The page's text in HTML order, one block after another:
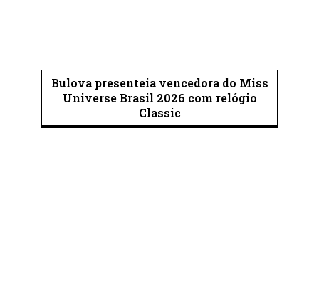
Bulova presenteia vencedora do Miss
Universe Brasil 2026 com relógio
Classic